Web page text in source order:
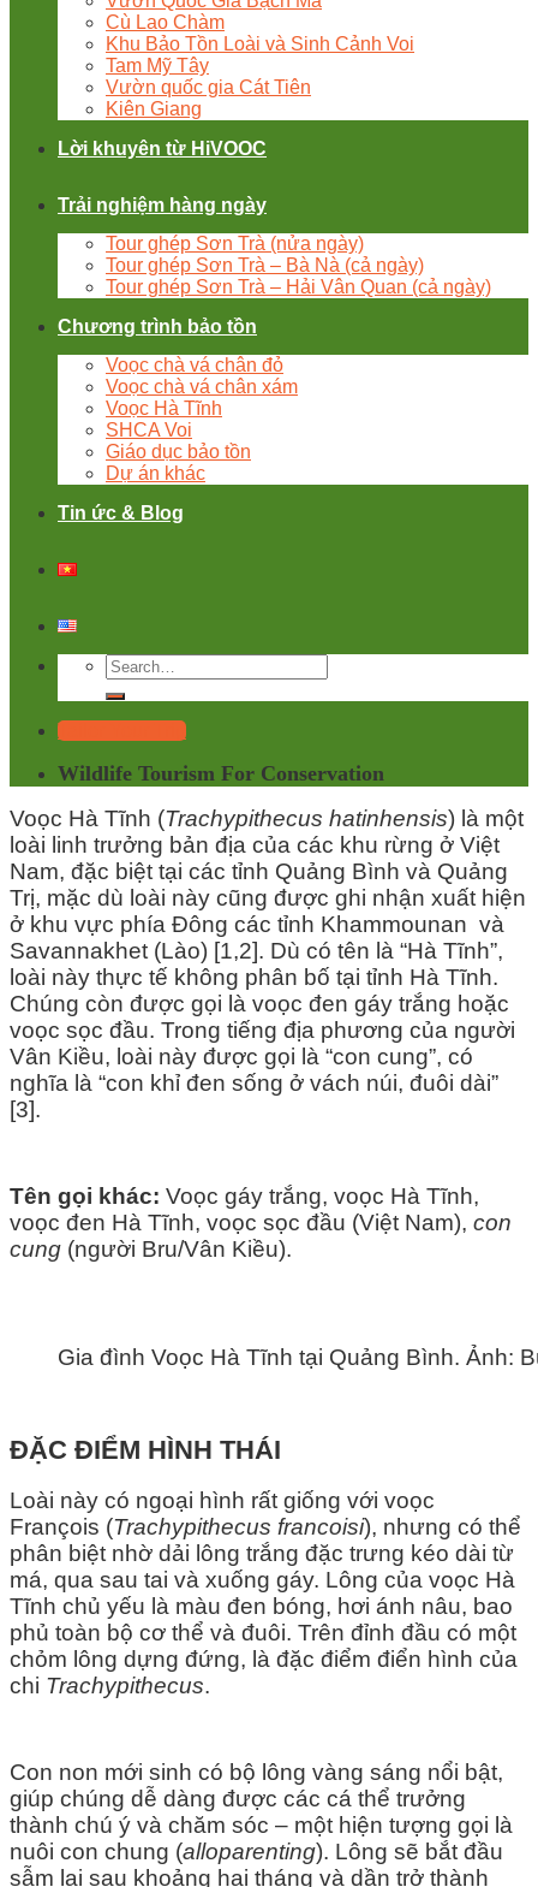
Cù Lao Chàm
Khu Bảo Tồn Loài và Sinh Cảnh Voi
Tam Mỹ Tây
Vườn quốc gia Cát Tiên
Kiên Giang
Lời khuyên từ HiVOOC
Trải nghiệm hàng ngày
Tour ghép Sơn Trà (nửa ngày)
Tour ghép Sơn Trà – Bà Nà (cả ngày)
Tour ghép Sơn Trà – Hải Vân Quan (cả ngày)
Chương trình bảo tồn
Voọc chà vá chân đỏ
Voọc chà vá chân xám
Voọc Hà Tĩnh
SHCA Voi
Giáo dục bảo tồn
Dự án khác
Tin ức & Blog
Tailor Your Trip
Wildlife Tourism For Conservation
Voọc Hà Tĩnh (Trachypithecus hatinhensis) là một
loài linh trưởng bản địa của các khu rừng ở Việt
Nam, đặc biệt tại các tỉnh Quảng Bình và Quảng
Trị, mặc dù loài này cũng được ghi nhận xuất hiện
ở khu vực phía Đông các tỉnh Khammounan và
Savannakhet (Lào) [1,2]. Dù có tên là “Hà Tĩnh”,
loài này thực tế không phân bố tại tỉnh Hà Tĩnh.
Chúng còn được gọi là voọc đen gáy trắng hoặc
voọc sọc đầu. Trong tiếng địa phương của người
Vân Kiều, loài này được gọi là “con cung”, có
nghĩa là “con khỉ đen sống ở vách núi, đuôi dài”
[3].
Tên gọi khác: Voọc gáy trắng, voọc Hà Tĩnh,
voọc đen Hà Tĩnh, voọc sọc đầu (Việt Nam), con
cung (người Bru/Vân Kiều).
Gia đình Voọc Hà Tĩnh tại Quảng Bình. Ảnh:
ĐẶC ĐIỂM HÌNH THÁI
Loài này có ngoại hình rất giống với voọc
François (Trachypithecus francoisi), nhưng có thể
phân biệt nhờ dải lông trắng đặc trưng kéo dài từ
má, qua sau tai và xuống gáy. Lông của voọc Hà
Tĩnh chủ yếu là màu đen bóng, hơi ánh nâu, bao
phủ toàn bộ cơ thể và đuôi. Trên đỉnh đầu có một
chỏm lông dựng đứng, là đặc điểm điển hình của
chi Trachypithecus.
Con non mới sinh có bộ lông vàng sáng nổi bật,
giúp chúng dễ dàng được các cá thể trưởng
thành chú ý và chăm sóc – một hiện tượng gọi là
nuôi con chung (alloparenting). Lông sẽ bắt đầu
sẫm lại sau khoảng hai tháng và dần trở thành